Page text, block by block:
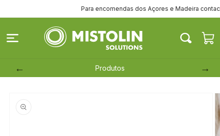
conteúdo
Para encomendas dos Açores e Madeira contacte-
Produtos
informação